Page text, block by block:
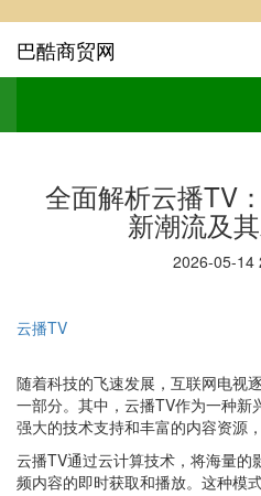
巴酷商贸网
全面解析云播TV
新潮流及
2026-05-14
云播TV
随着科技的飞速发展，互联网电视
一部分。其中，云播TV作为一种新
强大的技术支持和丰富的内容资源
云播TV通过云计算技术，将海量的
频内容的即时获取和播放。这种模